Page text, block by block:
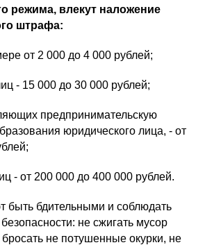
режима, влекут наложение
штрафа:
от 2 000 до 4 000 рублей;
- 15 000 до 30 000 рублей;
предпринимательскую
юридического лица, - от
- от 200 000 до 400 000 рублей.
быть бдительными и соблюдать
не сжигать мусор
не потушенные окурки, не